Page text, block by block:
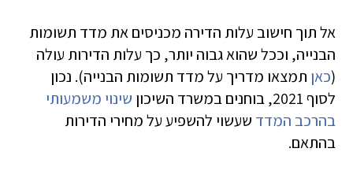
אל תוך חישוב עלות הדירה מכניסים את מדד תשומות
הבנייה, וככל שהוא גבוה יותר, כך עלות הדירות עולה
(כאן תמצאו מדריך על מדד תשומות הבנייה). נכון
לסוף 2021, בוחנים במשרד השיכון
שינוי משמעותי
בהרכב המדד שעשוי להשפיע על מחירי הדירות
בהתאם.